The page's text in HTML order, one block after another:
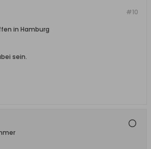
#10
in Hamburg
sein.